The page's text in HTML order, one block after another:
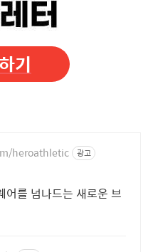
기
heroathletic 광고
어를 넘나드는 새로운 브